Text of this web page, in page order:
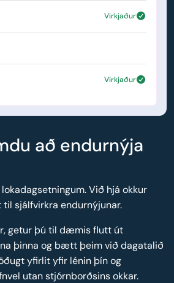
Virkjaður
Virkjaður
að endurnýja
Við hjá okkur
sjálfvirkra endurnýjunar.
getur þú til dæmis flutt út
þinna og bætt þeim við dagatalið
yfirlit yfir lénin þín og
utan stjórnborðsins okkar.